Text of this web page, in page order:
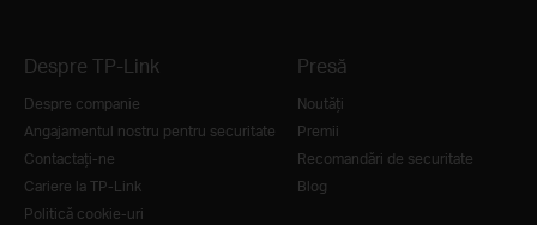
Despre TP-Link
Despre companie
Angajamentul nostru pentru securitate
Contactați-ne
Cariere la TP-Link
Politică cookie-uri
Presă
Noutăţi
Premii
Recomandări de securitate
Blog